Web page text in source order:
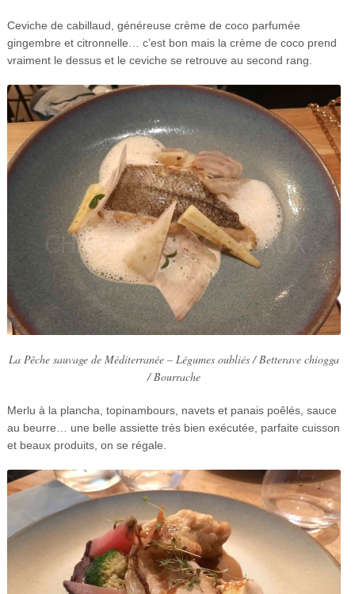
Ceviche de cabillaud, généreuse crème de coco parfumée
gingembre et citronnelle… c’est bon mais la crème de coco prend
vraiment le dessus et le ceviche se retrouve au second rang.
La Pêche sauvage de Méditerranée – Légumes oubliés / Betterave chiogga
/ Bourrache
Merlu à la plancha, topinambours, navets et panais poêlés, sauce
au beurre… une belle assiette très bien exécutée, parfaite cuisson
et beaux produits, on se régale.